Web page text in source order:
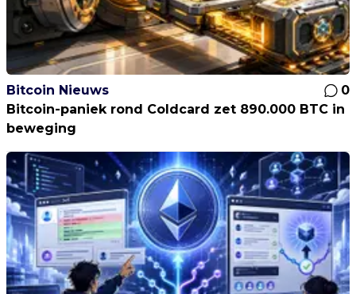
Bitcoin Nieuws
0
Bitcoin-paniek rond Coldcard zet 890.000 BTC in
beweging